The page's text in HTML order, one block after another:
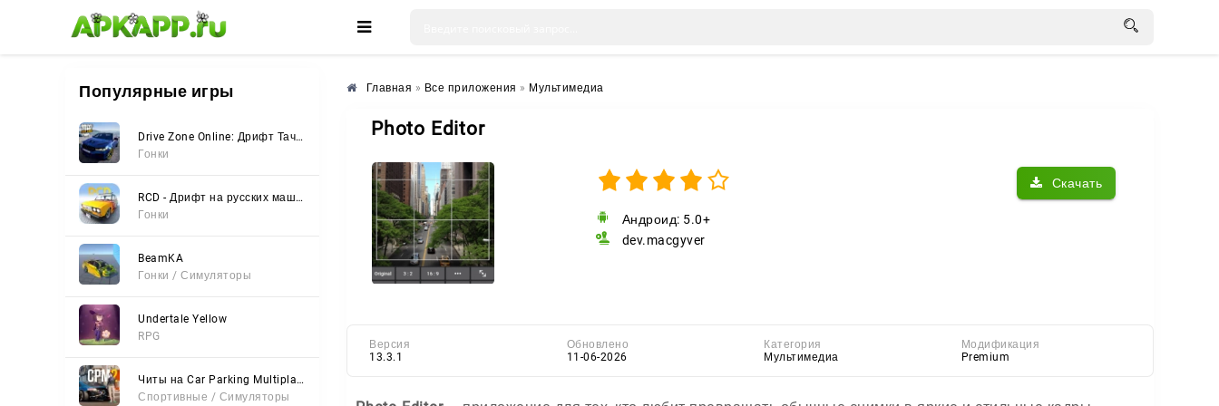
🌸 🌼 🌺
Популярные игры
Drive Zone Online: Дрифт Тачки
Гонки
RCD - Дрифт на русских машинах
Гонки
BeamKA
Гонки / Симуляторы
Undertale Yellow
RPG
Читы на Car Parking Multiplayer 2 (Все открыто, Мод-Меню)
Спортивные / Симуляторы
Главная » Все приложения » Мультимедиа
Photo Editor
Скачать
Андроид: 5.0+
dev.macgyver
Версия
13.3.1
Обновлено
11-06-2026
Категория
Мультимедиа
Модификация
Premium